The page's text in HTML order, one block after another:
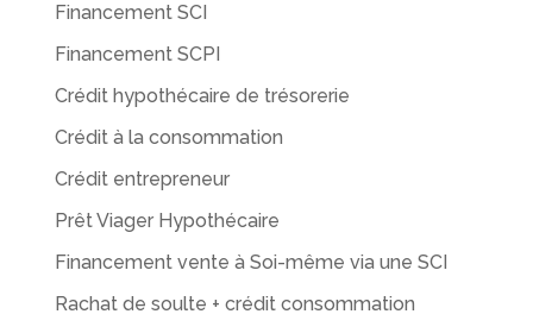
Financement SCI
Financement SCPI
Crédit hypothécaire de trésorerie
Crédit à la consommation
Crédit entrepreneur
Prêt Viager Hypothécaire
Financement vente à Soi-même via une SCI
Rachat de soulte + crédit consommation